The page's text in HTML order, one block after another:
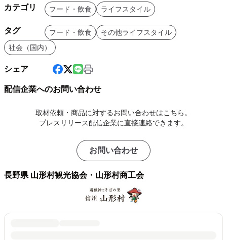
カテゴリ フード・飲食 ライフスタイル
タグ フード・飲食
その他ライフスタイル
社会（国内）
シェア
配信企業へのお問い合わせ
取材依頼・商品に対するお問い合わせはこちら。
プレスリリース配信企業に直接連絡できます。
お問い合わせ
長野県 山形村観光協会・山形村商工会